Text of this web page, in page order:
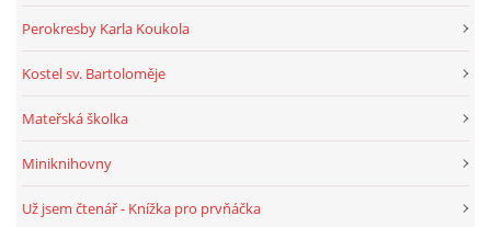
Perokresby Karla Koukola
Kostel sv. Bartoloměje
Mateřská školka
Miniknihovny
Už jsem čtenář - Knížka pro prvňáčka